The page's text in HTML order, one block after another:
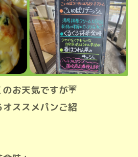
お天気ですが☔
ススメパンご紹